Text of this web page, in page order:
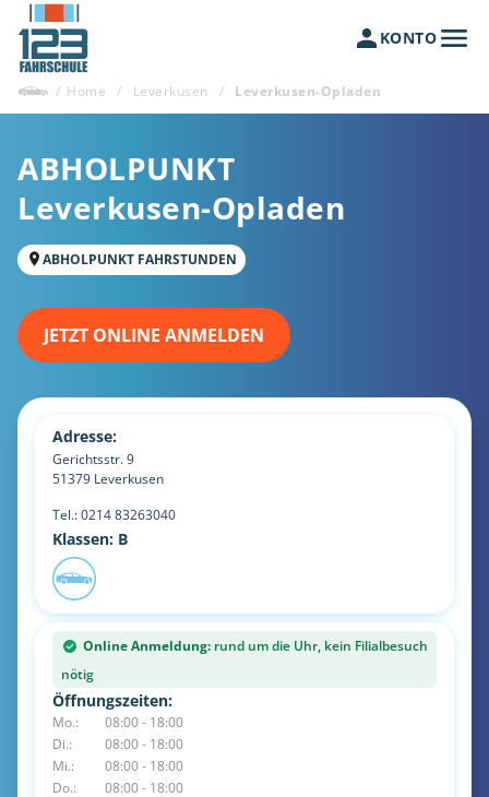
KONTO
/ Home / Leverkusen / Leverkusen-Opladen
ABHOLPUNKT
Leverkusen-Opladen
ABHOLPUNKT FAHRSTUNDEN
JETZT ONLINE ANMELDEN
Adresse:
Gerichtsstr. 9
51379 Leverkusen
Tel.:0214 83263040
Klassen: B
Online Anmeldung: rund um die Uhr, kein Filialbesuch
nötig
Öffnungszeiten:
Mo.:
08:00 - 18:00
Di.:
08:00 - 18:00
Mi.:
08:00 - 18:00
Do.:
08:00 - 18:00